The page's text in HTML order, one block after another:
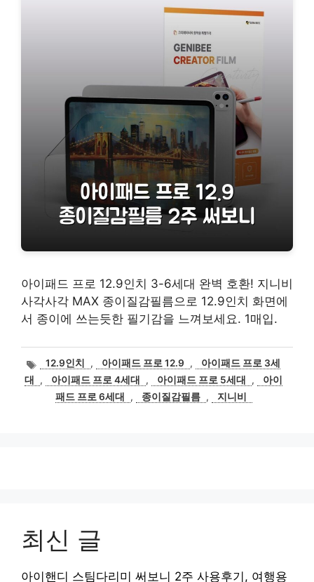
아이패드 프로 12.9인치 3-6세대 완벽 호환! 지니비
사각사각 MAX 종이질감필름으로 12.9인치 화면에
서 종이에 쓰는듯한 필기감을 느껴보세요. 1매입.
태12.9인치 , 아이패드 프로 12.9 ,
아이패드 프로 3세
대
, 아이패드 프로 4세대 , 아이패드 프로 5세대 ,
아이
패드 프로 6세대
, 종이질감필름 , 지니비
최신 글
아이핸디 스팀다리미 써보니 2주 사용후기, 여행용